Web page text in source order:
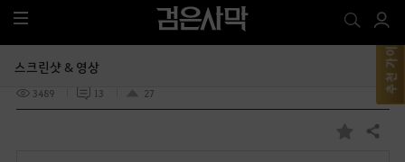
#스크린샷
summer splash!
마탐
2025.08.03 18:28
3489
13 27
즐
공유하기
추천 가이드 보기